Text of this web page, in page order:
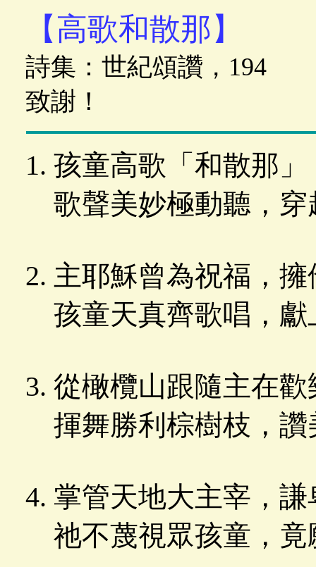
【高歌和散那】
詩集：世紀頌讚，
致謝！
孩童高歌「和散那
歌聲美妙極動聽，
主耶穌曾為祝福，
孩童天真齊歌唱，
從橄欖山跟隨主在
揮舞勝利棕樹枝，
掌管天地大主宰，
祂不蔑視眾孩童，